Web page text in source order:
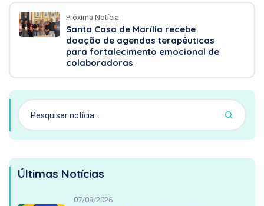
Próxima Notícia
Santa Casa de Marília recebe
doação de agendas terapêuticas
para fortalecimento emocional de
colaboradoras
Últimas Notícias
07/08/2026